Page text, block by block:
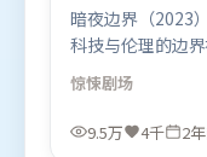
暗夜边界（2023
科技与伦理的边
历道德震荡。高
回扣同时完成。
弗洛伦丝·皮尤，
惊悚剧场
9.5万 4千 2